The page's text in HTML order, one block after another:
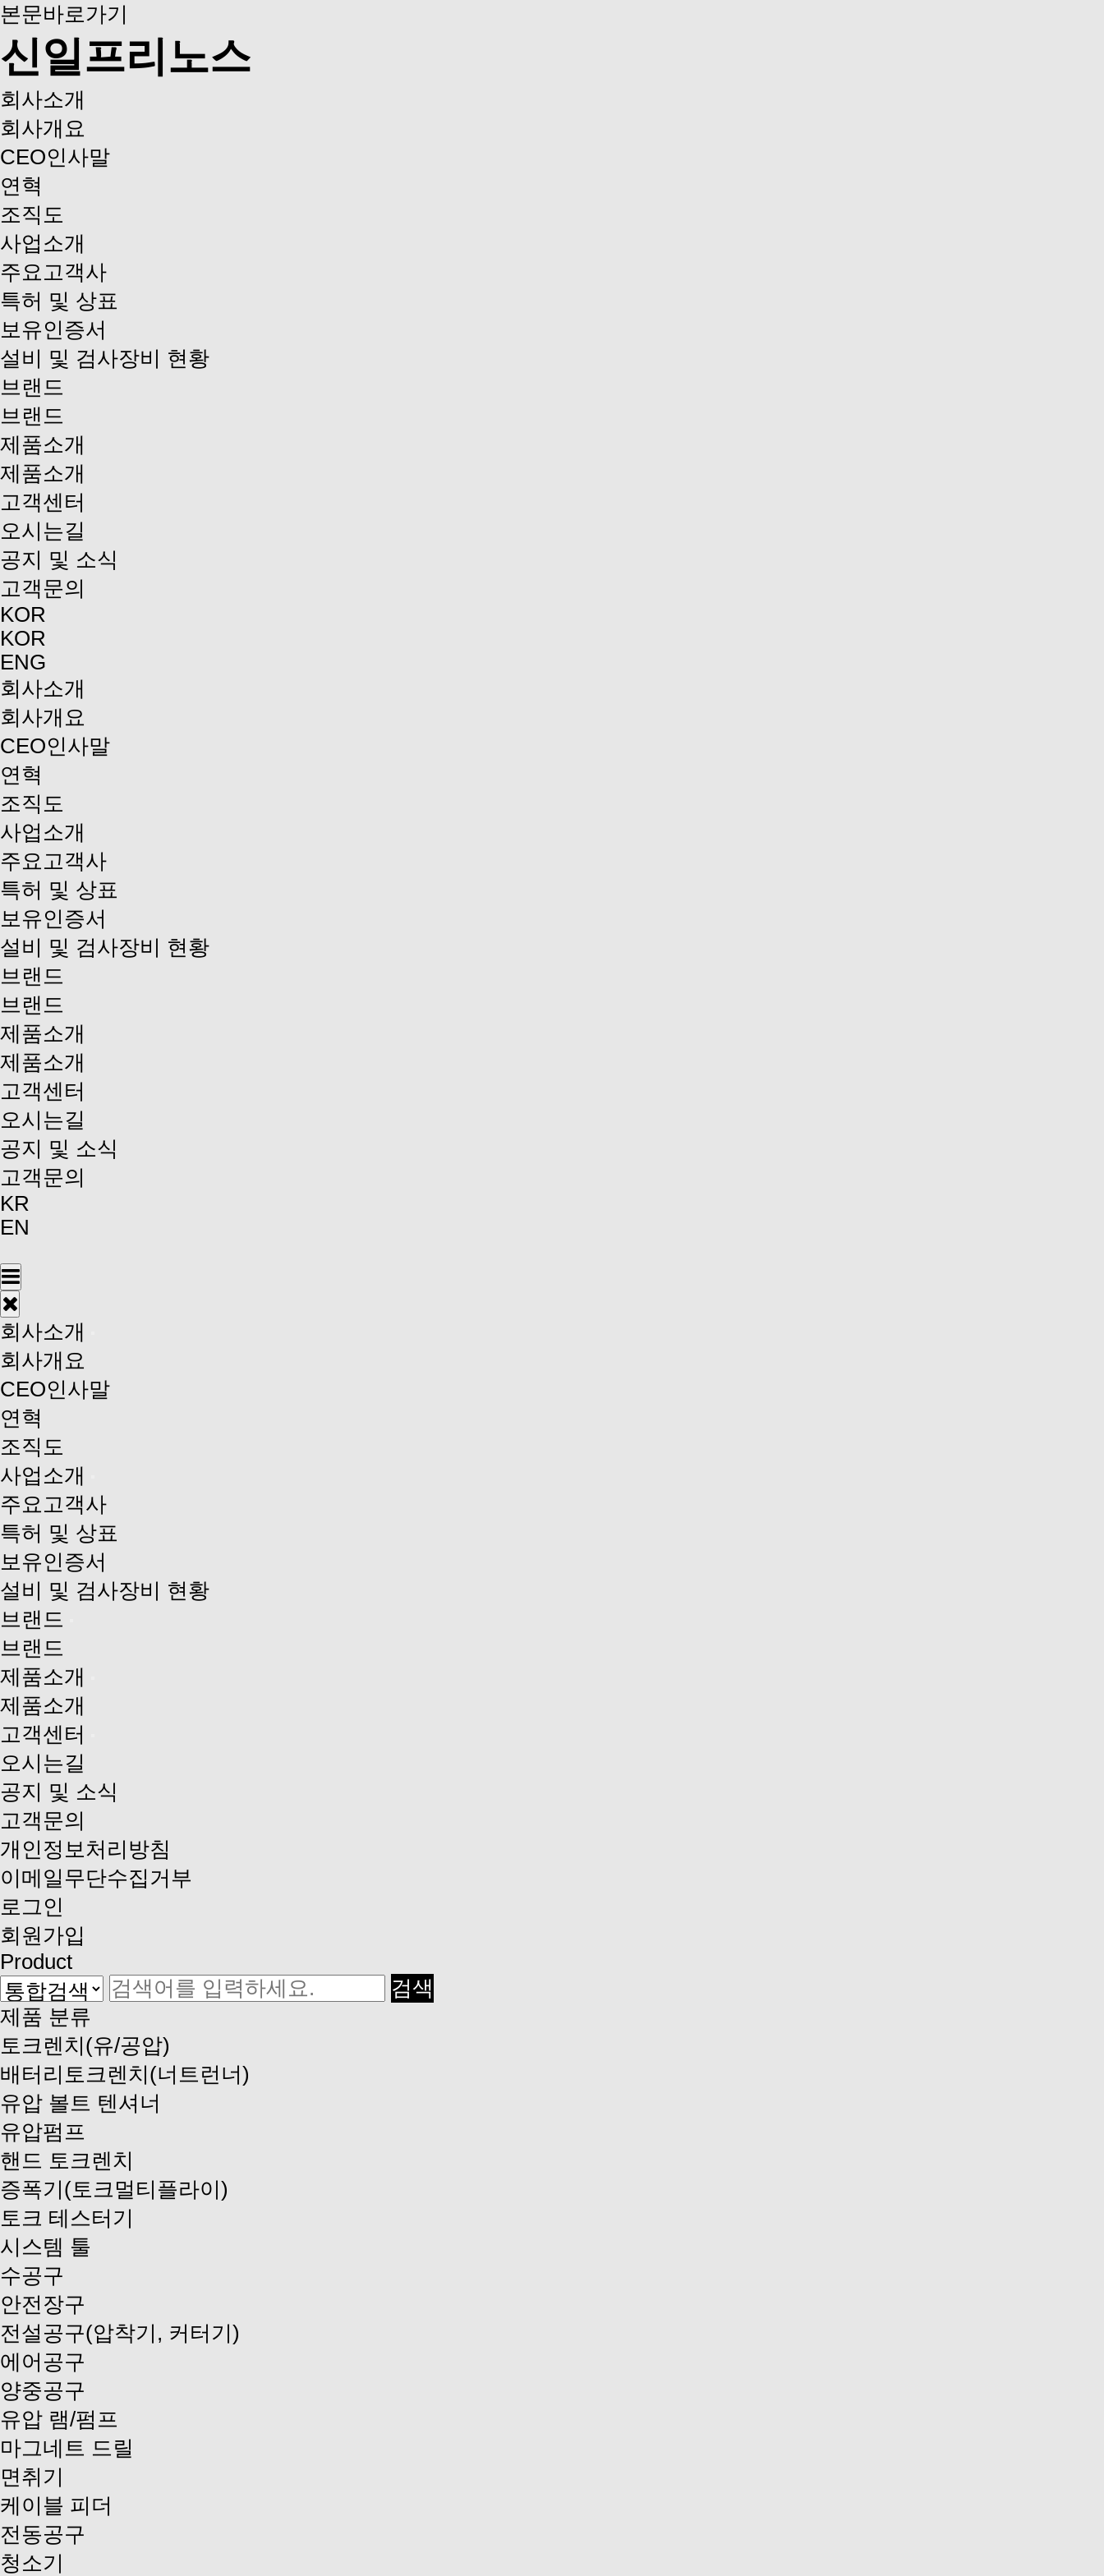
본문바로가기
신일프리노스
회사소개
회사개요
CEO인사말
연혁
조직도
사업소개
주요고객사
특허 및 상표
보유인증서
설비 및 검사장비 현황
브랜드
브랜드
제품소개
제품소개
고객센터
오시는길
공지 및 소식
고객문의
KOR
KOR
ENG
회사소개
회사개요
CEO인사말
연혁
조직도
사업소개
주요고객사
특허 및 상표
보유인증서
설비 및 검사장비 현황
브랜드
브랜드
제품소개
제품소개
고객센터
오시는길
공지 및 소식
고객문의
KR
EN
회사소개
회사개요
CEO인사말
연혁
조직도
사업소개
주요고객사
특허 및 상표
보유인증서
설비 및 검사장비 현황
브랜드
브랜드
제품소개
제품소개
고객센터
오시는길
공지 및 소식
고객문의
개인정보처리방침
이메일무단수집거부
로그인
회원가입
Product
제품 분류
토크렌치(유/공압)
배터리토크렌치(너트런너)
유압 볼트 텐셔너
유압펌프
핸드 토크렌치
증폭기(토크멀티플라이)
토크 테스터기
시스템 툴
수공구
안전장구
전설공구(압착기, 커터기)
에어공구
양중공구
유압 램/펌프
마그네트 드릴
면취기
케이블 피더
전동공구
청소기